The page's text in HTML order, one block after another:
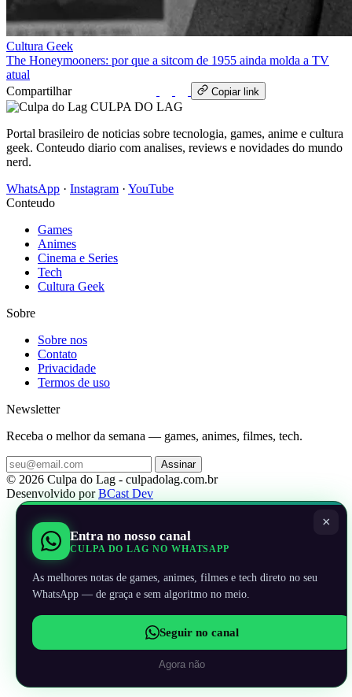
Cultura Geek
The Honeymooners: por que a sitcom de 1955 ainda molda a TV
atual
Compartilhar
Copiar link
CULPA DO LAG
Portal brasileiro de noticias sobre tecnologia, games, anime e cultura
geek. Conteudo diario com analises, reviews e novidades do mundo
nerd.
WhatsApp · Instagram · YouTube
Conteudo
Games
Animes
Cinema e Series
Tech
Cultura Geek
Sobre
Sobre nos
Contato
Privacidade
Termos de uso
Newsletter
Receba o melhor da semana — games, animes, filmes, tech.
Assinar
© 2026 Culpa do Lag - culpadolag.com.br
Desenvolvido porBCast Dev
×
Entra no nosso canal
CULPA DO LAG NO WHATSAPP
As melhores notas de games, animes, filmes e tech direto no seu
WhatsApp — de graça e sem algoritmo no meio.
Seguir no canal
Agora não